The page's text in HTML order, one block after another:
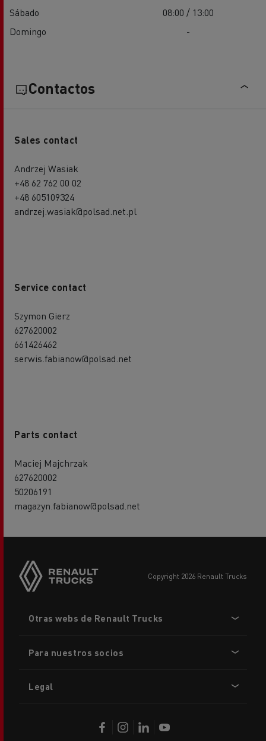
Sábado
08:00 / 13:00
Domingo
-
Contactos
Sales contact
Andrzej Wasiak
+48 62 762 00 02
+48 605109324
andrzej.wasiak@polsad.net.pl
Service contact
Szymon Gierz
627620002
661426462
serwis.fabianow@polsad.net
Parts contact
Maciej Majchrzak
627620002
50206191
magazyn.fabianow@polsad.net
copyright 2026 Renault Trucks
menu
Otras webs de Renault Trucks
Para nuestros socios
Legal